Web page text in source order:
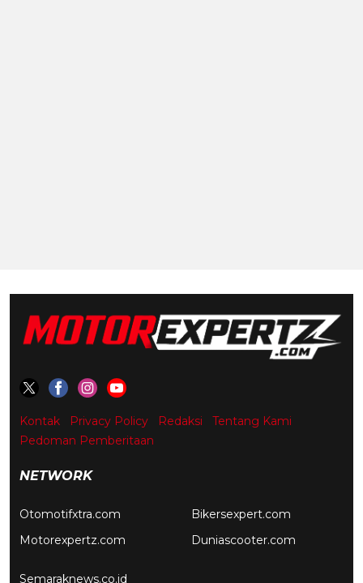
Kontak Privacy Policy Redaksi
Tentang Kami
Pedoman Pemberitaan
NETWORK
Otomotifxtra.com
Motorexpertz.com
Bikersexpert.com
Duniascooter.com
Semaraknews.co.id